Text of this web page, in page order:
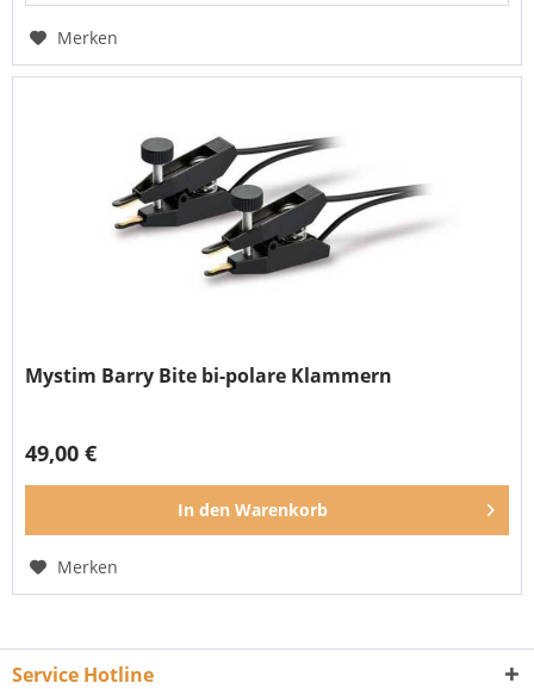
Merken
Mystim Barry Bite bi-polare Klammern
49,00 €
In den Warenkorb
Merken
Service Hotline